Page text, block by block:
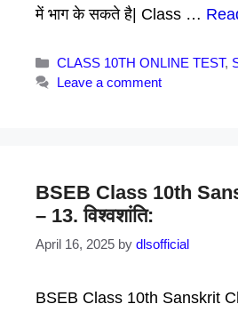
में भाग के सकते है| Class …
Categories
CLASS 10TH ONLINE TEST,
Leave a comment
BSEB Class 10th
– 13. विश्वशांति:
April 16, 2025 by dlsofficial
BSEB Class 10th Sanskrit